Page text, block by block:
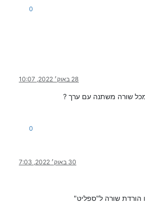
0
28 באוק׳ 2022, 10:07
שורה משתנה עם ערך ?
0
30 באוק׳ 2022, 7:03
הורדת שורה ל"ספליט"